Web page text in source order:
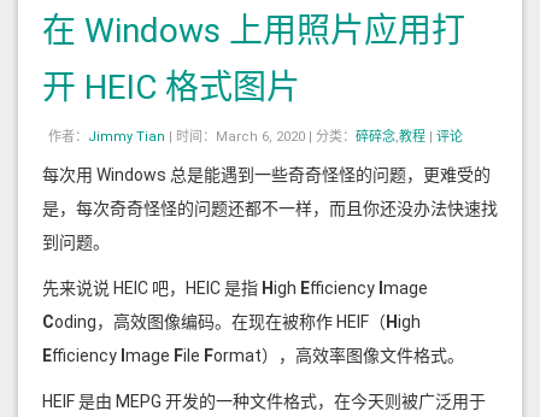
在 Windows 上用照片应用打
开 HEIC 格式图片
作者： Jimmy Tian | 时间：March 6, 2020 | 分类： 碎碎念,教程 | 评论
每次用 Windows 总是能遇到一些奇奇怪怪的问题，更难受的
是，每次奇奇怪怪的问题还都不一样，而且你还没办法快速找
到问题。
先来说说 HEIC 吧，HEIC 是指 High Efficiency mage
Coding，高效图像编码。在现在被称作 HEIF（ High
Efficiency mage File Format），高效率图像文件格式。
HEIF 是由 MEPG 开发的一种文件格式，在今天则被广泛用于